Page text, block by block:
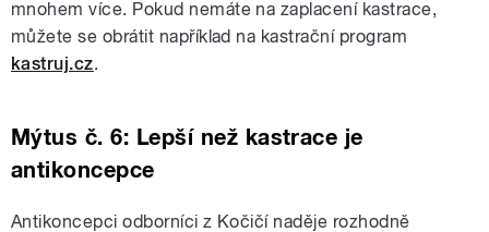
mnohem více. Pokud nemáte na zaplacení kastrace,
můžete se obrátit například na kastrační program
kastruj.cz.
Mýtus č. 6: Lepší než kastrace je
antikoncepce
Antikoncepci odborníci z Kočičí naděje rozhodně